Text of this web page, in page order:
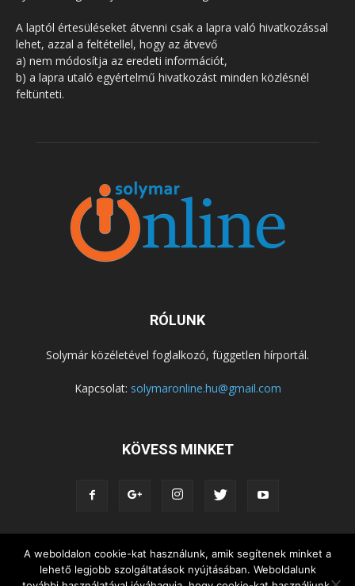
A laptól értesüléseket átvenni csak a lapra való hivatkozással
lehet, azzal a feltétellel, hogy az átvevő
a) nem módosítja az eredeti információt,
b) a lapra utaló egyértelmű hivatkozást minden közlésnél
feltünteti.
RÓLUNK
Solymár közéletével foglalkozó, független hírportál.
Kapcsolat: solymaronline.hu@gmail.com
KÖVESS MINKET
KÖZÉLET KÖZÖSSÉGEK
SZABADIDŐ
NEMZETISÉG, HELYTÖRTÉNET
RIPORTOK
A weboldalon cookie-kat használunk, amik segítenek minket a
lehető legjobb szolgáltatások nyújtásában. Weboldalunk